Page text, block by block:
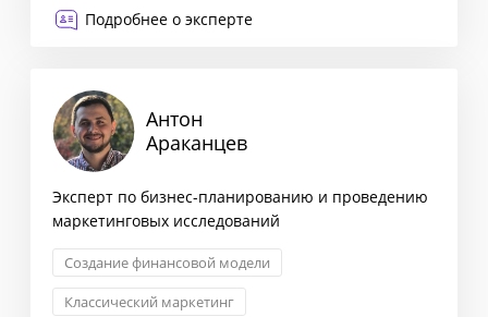
Подробнее о эксперте
Антон
Араканцев
Эксперт по бизнес-планированию и проведению
маркетинговых исследований
Создание финансовой модели
Классический маркетинг